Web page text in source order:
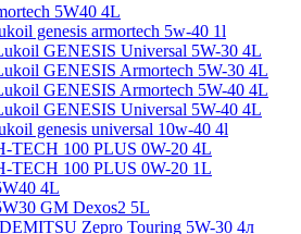
5W40 4L
genesis armortech 5w-40 1l
GENESIS Universal 5W-30 4L
GENESIS Armortech 5W-30 4L
GENESIS Armortech 5W-40 4L
GENESIS Universal 5W-40 4L
genesis universal 10w-40 4l
TECH 100 PLUS 0W-20 4L
TECH 100 PLUS 0W-20 1L
4L
GM Dexos2 5L
Zepro Touring 5W-30 4л